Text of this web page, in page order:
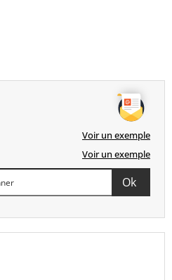
Voir un exemple
Voir un exemple